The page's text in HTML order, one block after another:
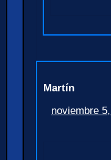
Martín
noviembre